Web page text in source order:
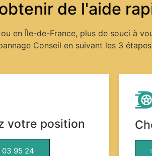
de l'aide
en Île-de-France, plus de souci à
Conseil en suivant les 3
votre position
95 24